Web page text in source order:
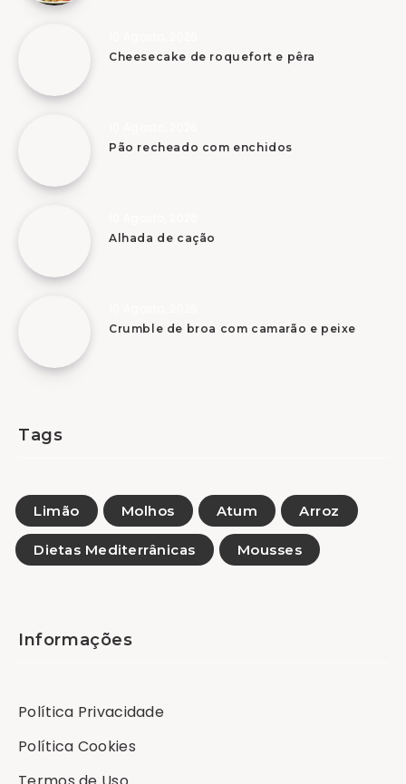
Cheesecake de roquefort e pêra
Pão recheado com enchidos
Alhada de cação
Crumble de broa com camarão e peixe
Tags
Limão Molhos Atum Arroz
Dietas Mediterrânicas Mousses
Informações
Política Privacidade
Política Cookies